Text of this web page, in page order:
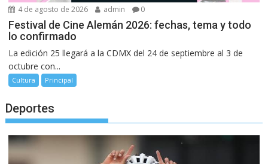
4 de agosto de 2026 admin 0
Festival de Cine Alemán 2026: fechas, tema y todo
lo confirmado
La edición 25 llegará a la CDMX del 24 de septiembre al 3 de
octubre con...
Cultura Principal
Deportes